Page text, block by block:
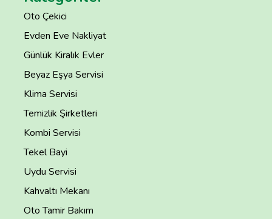
Oto Çekici
Evden Eve Nakliyat
Günlük Kiralık Evler
Beyaz Eşya Servisi
Klima Servisi
Temizlik Şirketleri
Kombi Servisi
Tekel Bayi
Uydu Servisi
Kahvaltı Mekanı
Oto Tamir Bakım